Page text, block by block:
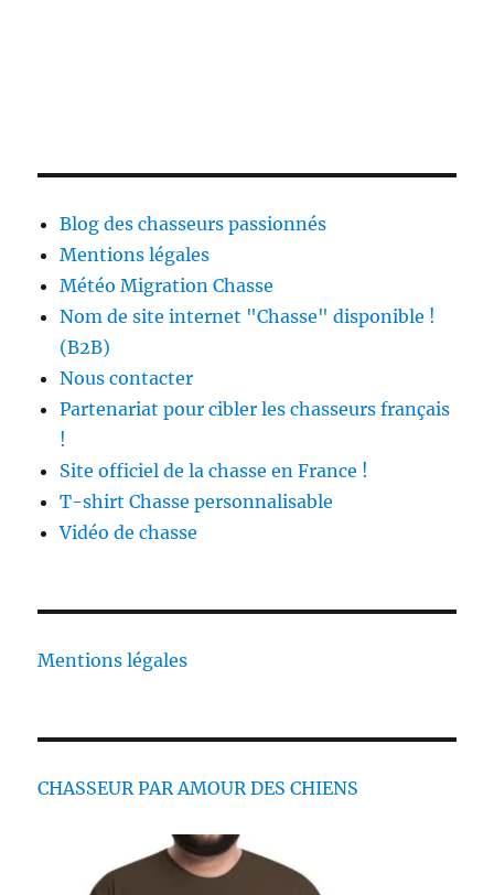
Blog des chasseurs passionnés
Mentions légales
Météo Migration Chasse
Nom de site internet "Chasse" disponible !
(B2B)
Nous contacter
Partenariat pour cibler les chasseurs français
!
Site officiel de la chasse en France !
T-shirt Chasse personnalisable
Vidéo de chasse
Mentions légales
CHASSEUR PAR AMOUR DES CHIENS